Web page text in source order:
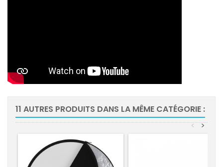
11 AUTRES PRODUITS DANS LA MÊME CATÉGORIE :
>
<